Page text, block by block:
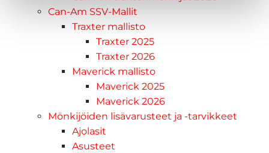
Can-Am SSV-Mallit
Traxter mallisto
Traxter 2025
Traxter 2026
Maverick mallisto
Maverick 2025
Maverick 2026
Mönkijöiden lisävarusteet ja -tarvikkeet
Ajolasit
Asusteet